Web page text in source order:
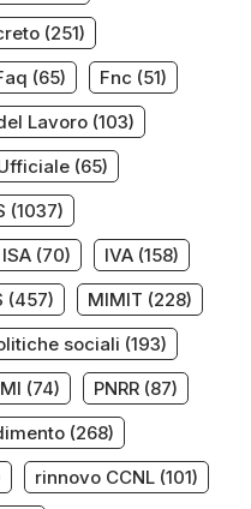
(251)
(65) Fnc (51)
Lavoro (103)
(65)
(1037)
ISA (70) IVA (158)
(457) MIMIT (228)
sociali (193)
(74) PNRR (87)
(268)
rinnovo CCNL (101)